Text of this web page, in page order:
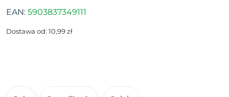
EAN: 5903837349111
Dostawa od: 10,99 zł